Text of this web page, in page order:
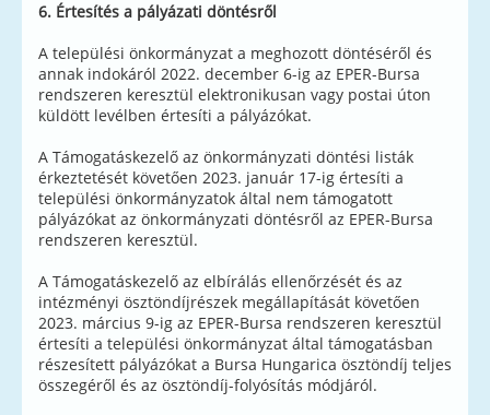
6. Értesítés a pályázati döntésről
A települési önkormányzat a meghozott döntéséről és
annak indokáról 2022. december 6-ig az EPER-Bursa
rendszeren keresztül elektronikusan vagy postai úton
küldött levélben értesíti a pályázókat.
A Támogatáskezelő az önkormányzati döntési listák
érkeztetését követően 2023. január 17-ig értesíti a
települési önkormányzatok által nem támogatott
pályázókat az önkormányzati döntésről az EPER-Bursa
rendszeren keresztül.
A Támogatáskezelő az elbírálás ellenőrzését és az
intézményi ösztöndíjrészek megállapítását követően
2023. március 9-ig az EPER-Bursa rendszeren keresztül
értesíti a települési önkormányzat által támogatásban
részesített pályázókat a Bursa Hungarica ösztöndíj teljes
összegéről és az ösztöndíj-folyósítás módjáról.